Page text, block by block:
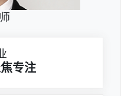
专注